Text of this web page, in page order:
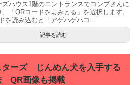
ズハウス1階のエントランスでコンブさんに
、「QRコードをよみとる」を選択します。
を読み込むと「アゲハゲハコ...
記事を読む
ターズ じんめん犬を入手する
QR画像も掲載